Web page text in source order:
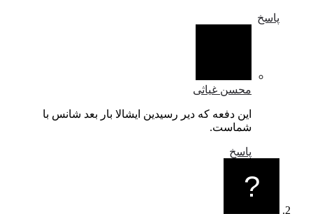
محسن غیاثی
این دفعه که دیر رسیدین ایشالا بار بعد شانس با
شماست.